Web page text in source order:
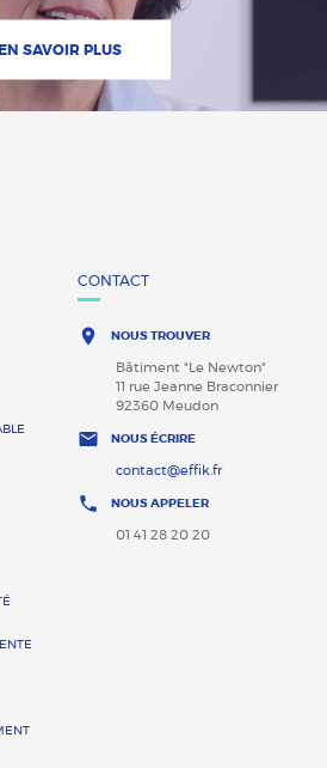
EN SAVOIR PLUS
CONTACT
 NOUS TROUVER
Bâtiment "Le Newton"
11 rue Jeanne Braconnier
92360 Meudon
 NOUS ÉCRIRE
contact@effik.fr
 NOUS APPELER
01 41 28 20 20